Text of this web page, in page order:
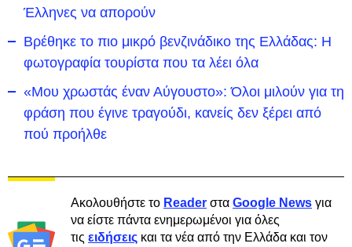
Έλληνες να απορούν
Βρέθηκε το πιο μικρό βενζινάδικο της Ελλάδας: Η
φωτογραφία τουρίστα που τα λέει όλα
«Μου χρωστάς έναν Αύγουστο»: Όλοι μιλούν για τη
φράση που έγινε τραγούδι, κανείς δεν ξέρει από
πού προήλθε
Ακολουθήστε το Reader στα Google News για
να είστε πάντα ενημερωμένοι για όλες
τις ειδήσεις και τα νέα από την Ελλάδα και τον